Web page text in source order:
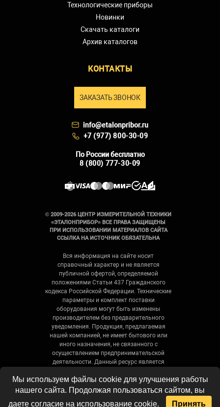
Технологические приборы
Новинки
Скачать каталоги
Архив каталогов
КОНТАКТЫ
ЗАКАЗАТЬ ЗВОНОК
info@etalonpribor.ru
+7 (977) 800-30-09
По России бесплатно
8 (800) 777-30-09
© 2009-2026 ЦЕНТР ИЗМЕРИТЕЛЬНОЙ ТЕХНИКИ
«ЭТАЛОНПРИБОР» ВСЕ ПРАВА ЗАЩИЩЕНЫ
ПРИ ИСПОЛЬЗОВАНИИ МАТЕРИАЛОВ САЙТА
ССЫЛКА НА ИСТОЧНИК ОБЯЗАТЕЛЬНА
Вся информация на сайте носит
справочный характер и не является
публичной офертой, определяемой
положениями Статьи 437 Гражданского
кодекса Российской Федерации. Технические
параметры и комплект поставки
оборудования могут быть изменены
производителем без предварительного
уведомления. Продукция, предлагаемая
нашей компанией, не имеет бытового или
иного назначения, не связанного с
осуществлением предпринимательской
деятельности. Данный ресурс является
не является интернет-магазином и носит
исключительно информационный характер.
Мы используем файлы cookie для улучшения работы
нашего сайта. Продолжая пользоваться сайтом, вы
даете согласие на использование cookie.
Принять